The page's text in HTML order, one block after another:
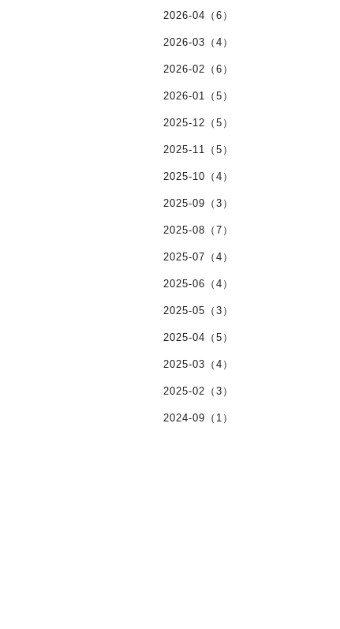
2026-04（6）
2026-03（4）
2026-02（6）
2026-01（5）
2025-12（5）
2025-11（5）
2025-10（4）
2025-09（3）
2025-08（7）
2025-07（4）
2025-06（4）
2025-05（3）
2025-04（5）
2025-03（4）
2025-02（3）
2024-09（1）